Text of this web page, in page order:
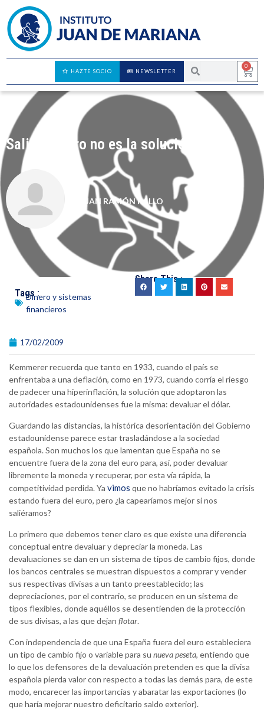
0
NEWSLETTER
HAZTE SOCIO
Salir del euro no es la solución
JUAN RAMÓN RALLO
Tags :Dinero y sistemas
financieros
Share This :
17/02/2009
Kemmerer recuerda que tanto en 1933, cuando el país se
enfrentaba a una deflación, como en 1973, cuando corría el riesgo
de padecer una hiperinflación, la solución que adoptaron las
autoridades estadounidenses fue la misma: devaluar el dólar.
Guardando las distancias, la histórica desorientación del Gobierno
estadounidense parece estar trasladándose a la sociedad
española. Son muchos los que lamentan que España no se
encuentre fuera de la zona del euro para, así, poder devaluar
libremente la moneda y recuperar, por esta vía rápida, la
competitividad perdida. Ya vimos que no habríamos evitado la crisis
estando fuera del euro, pero ¿la capearíamos mejor si nos
saliéramos?
Lo primero que debemos tener claro es que existe una diferencia
conceptual entre devaluar y depreciar la moneda. Las
devaluaciones se dan en un sistema de tipos de cambio fijos, donde
los bancos centrales se muestran dispuestos a comprar y vender
sus respectivas divisas a un tanto preestablecido; las
depreciaciones, por el contrario, se producen en un sistema de
tipos flexibles, donde aquéllos se desentienden de la protección
de sus divisas, a las que dejan flotar.
Con independencia de que una España fuera del euro estableciera
un tipo de cambio fijo o variable para su nueva peseta, entiendo que
lo que los defensores de la devaluación pretenden es que la divisa
española pierda valor con respecto a todas las demás para, de este
modo, encarecer las importancias y abaratar las exportaciones (lo
que haría mejorar nuestro deficitario saldo exterior).